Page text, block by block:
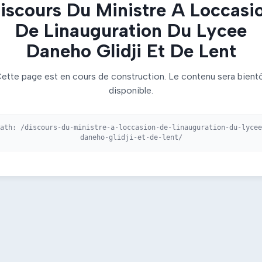
Du Ministre A
De Linauguration Du Lycee
Daneho Glidji Et De Lent
page est en cours de construction. Le contenu sera
disponible.
/discours-du-ministre-a-loccasion-de-linauguration-du-
daneho-glidji-et-de-lent/